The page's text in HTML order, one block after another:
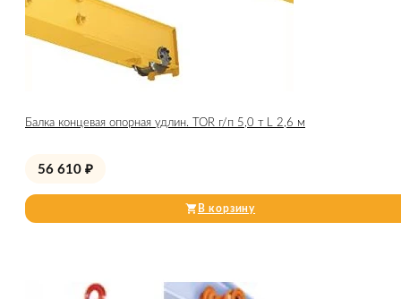
Балка концевая опорная удлин. TOR г/п 5,0 т L 2,6 м
56 610 ₽
В корзину